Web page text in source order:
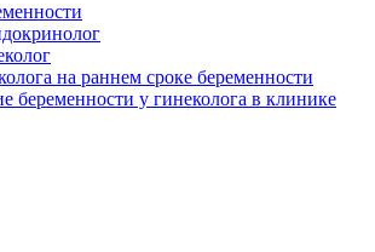
на раннем сроке беременности
беременности у гинеколога в клинике